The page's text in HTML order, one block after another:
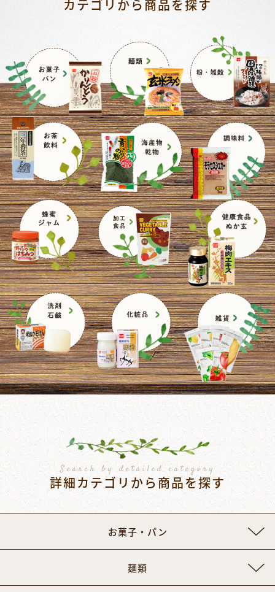
カテゴリから商品を探す
Search by detailed category
詳細カテゴリから商品を探す
お菓子・パン
麺類